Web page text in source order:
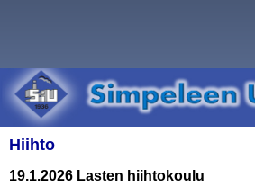
Hiihto
19.1.2026 Lasten hiihtokoulu